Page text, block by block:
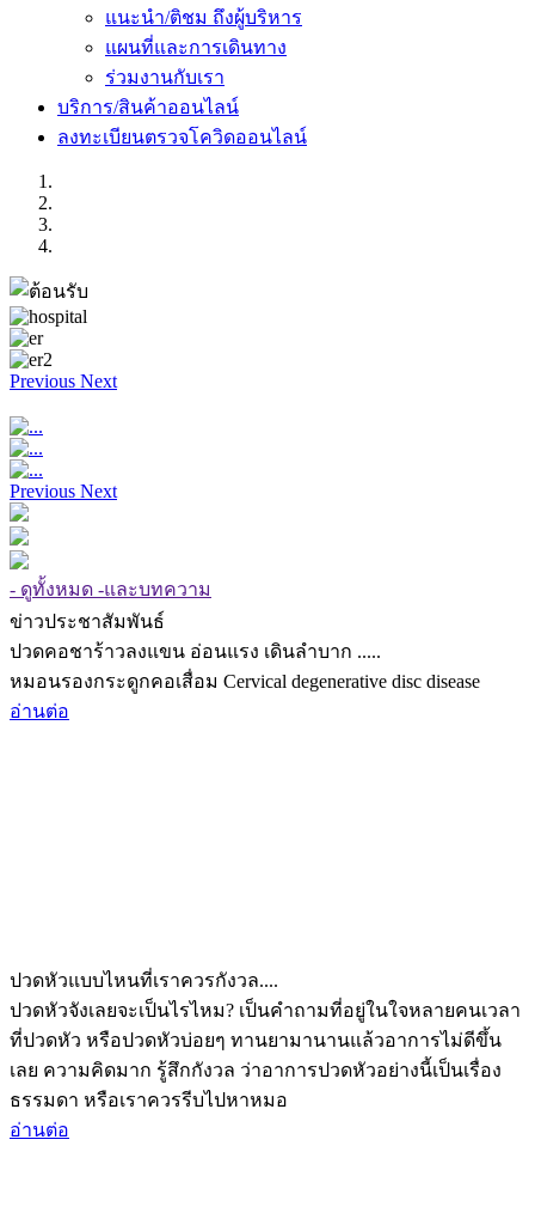
แนะนำ/ติชม ถึงผู้บริหาร
แผนที่และการเดินทาง
ร่วมงานกับเรา
บริการ/สินค้าออนไลน์
ลงทะเบียนตรวจโควิดออนไลน์
Previous Next
Previous Next
- ดูทั้งหมด -และบทความ
ข่าวประชาสัมพันธ์
ปวดคอชาร้าวลงแขน อ่อนแรง เดินลำบาก .....
หมอนรองกระดูกคอเสื่อม Cervical degenerative disc disease
อ่านต่อ
ปวดหัวแบบไหนที่เราควรกังวล....
ปวดหัวจังเลยจะเป็นไรไหม? เป็นคำถามที่อยู่ในใจหลายคนเวลา
ที่ปวดหัว หรือปวดหัวบ่อยๆ ทานยามานานแล้วอาการไม่ดีขึ้น
เลย ความคิดมาก รู้สึกกังวล ว่าอาการปวดหัวอย่างนี้เป็นเรื่อง
ธรรมดา หรือเราควรรีบไปหาหมอ
อ่านต่อ